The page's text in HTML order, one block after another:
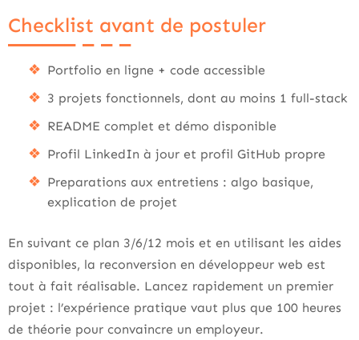
Checklist avant de postuler
Portfolio en ligne + code accessible
3 projets fonctionnels, dont au moins 1 full-stack
README complet et démo disponible
Profil LinkedIn à jour et profil GitHub propre
Preparations aux entretiens : algo basique,
explication de projet
En suivant ce plan 3/6/12 mois et en utilisant les aides
disponibles, la reconversion en développeur web est
tout à fait réalisable. Lancez rapidement un premier
projet : l’expérience pratique vaut plus que 100 heures
de théorie pour convaincre un employeur.